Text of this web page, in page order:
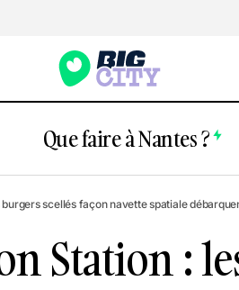
Que faire à Nantes ?
Actu
Boire & Manger
burgers scellés façon navette spatiale
Station :